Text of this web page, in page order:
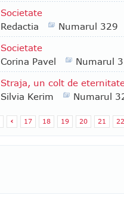
Societate
Redactia
Numarul 329
Societate
Corina Pavel
Numarul
Straja, un colt de
Silvia Kerim
Numarul
‹ 17 18 19 20 21 22